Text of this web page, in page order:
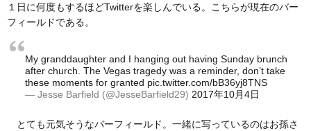
１日に何度もするほどTwitterを楽しんでいる。こちらが現在のバー
フィールドである。
My granddaughter and I hanging out having Sunday brunch
after church. The Vegas tragedy was a reminder, don’t take
these moments for granted pic.twitter.com/bB36yj8TNS
— Jesse Barfield (@JesseBarfield29) 2017年10月4日
とても元気そうなバーフィールド。一緒に写っているのはお孫さ